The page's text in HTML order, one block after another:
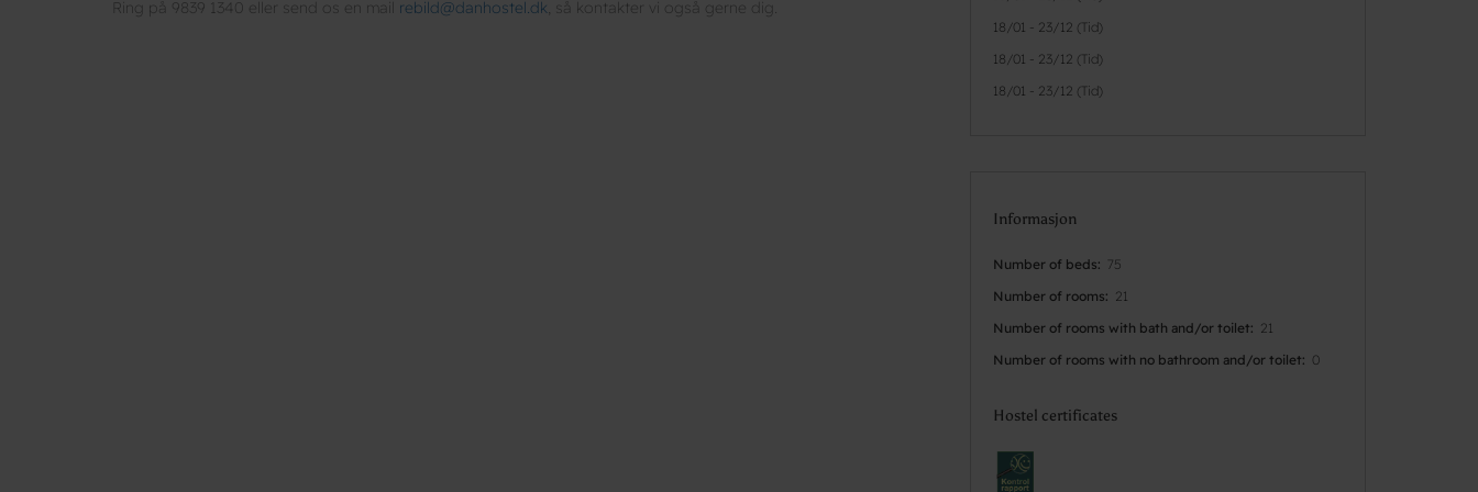
Ring på 9839 1340 eller send os en mail rebild@danhostel.dk , så kontakter vi også gerne dig.
18/01 - 23/12 (Tid)
18/01 - 23/12 (Tid)
18/01 - 23/12 (Tid)
Informasjon
Number of beds
75
Number of rooms
21
Number of rooms with bath and/or toilet
21
Number of rooms with no bathroom and/or toilet
0
Hostel certificates